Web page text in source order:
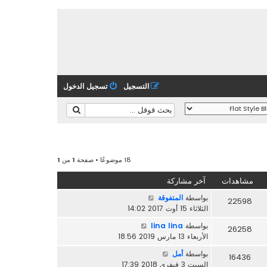
تسجيل الدخول التسجيل
18 موضوعًا • صفحة 1 من 1
مشاهدات آخر مشاركة
22598 بواسطة المتفوقة
الثلاثاء 15 أوت 2017 14:02
26258 بواسطة lina lina
الأربعاء 13 مارس 2019 18:56
16436 بواسطةأمل
السبت 3 فيفري 2018 17:39